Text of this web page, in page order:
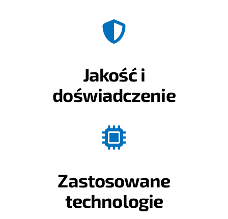
Jakość i
doświadczenie
Zastosowane
technologie